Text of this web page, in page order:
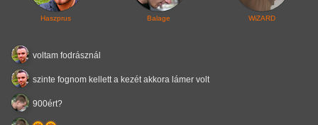
Haszprus Balage WiZARD
voltam fodrásznál
szinte fognom kellett a kezét akkora lámer volt
900ért?